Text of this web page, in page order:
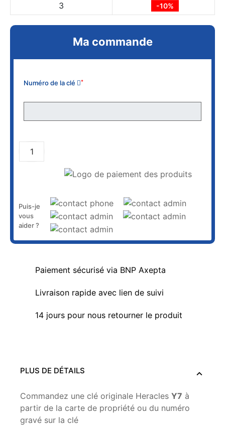
3 -10%
Ma commande
Numéro de la clé *
Puis-je
vous
aider ?
Paiement sécurisé via BNP Axepta
Livraison rapide avec lien de suivi
14 jours pour nous retourner le produit
PLUS DE DÉTAILS
Commandez une clé originale Heracles Y7 à
partir de la carte de propriété ou du numéro
gravé sur la clé